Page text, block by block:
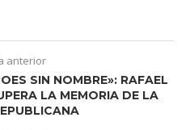
anterior
SIN NOMBRE»: RAFAEL
LA MEMORIA DE LA